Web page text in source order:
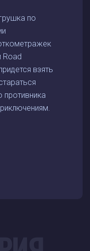
по
Road
взять
противника